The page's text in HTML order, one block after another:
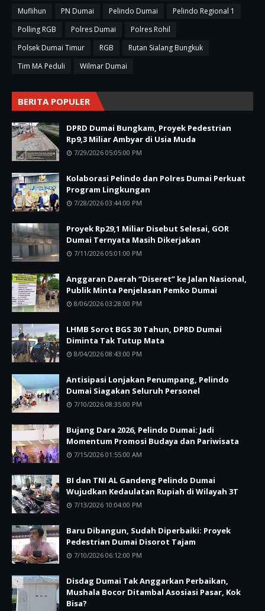
Muflihun
PN Dumai Pelindo Dumai
Pelindo Regional 1
Polling RGB
Polres Dumai
Polres Rohil
Polsek Dumai Timur
RGB
Rutan Sialang Bungkuk
Tim MA Peduli
Wilmar Dumai
BERITA POPULER
DPRD Dumai Bungkam, Proyek Pedestrian
Rp9,3 Miliar Ambyar di Usia Muda
7/29/2026 05:05:00 PM
Kolaborasi Pelindo dan Polres Dumai Perkuat
Program Lingkungan
7/28/2026 03:44:00 PM
Proyek Rp29,1 Miliar Disebut Selesai, GOR
Dumai Ternyata Masih Dikerjakan
7/11/2026 05:01:00 PM
Anggaran Daerah “Diseret” ke Jalan Nasional,
Publik Minta Penjelasan Pemko Dumai
8/06/2026 03:28:00 PM
LHMB Sorot BGS 30 Tahun, DPRD Dumai
Diminta Tak Tutup Mata
8/04/2026 08:43:00 PM
Antisipasi Lonjakan Penumpang, Pelindo
Dumai Siagakan Seluruh Personel
7/10/2026 08:35:00 PM
Bujang Dara 2026, Pelindo Dumai: Jadi
Momentum Promosi Budaya dan Pariwisata
7/15/2026 01:55:00 AM
BI dan TNI AL Gandeng Pelindo Dumai
Wujudkan Kedaulatan Rupiah di Wilayah 3T
7/13/2026 10:04:00 PM
Baru Dibangun, Sudah Diperbaiki: Proyek
Pedestrian Dumai Disorot Tajam
7/10/2026 06:12:00 PM
Disdag Dumai Tak Anggarkan Perbaikan,
Mushala Bocor Ditambal Asosiasi Pasar, Kok
Bisa?